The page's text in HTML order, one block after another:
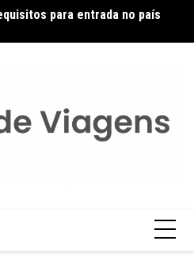
para entrada no país